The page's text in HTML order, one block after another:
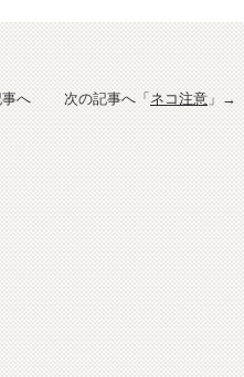
事へ 次の記事へ「ネコ注意」→